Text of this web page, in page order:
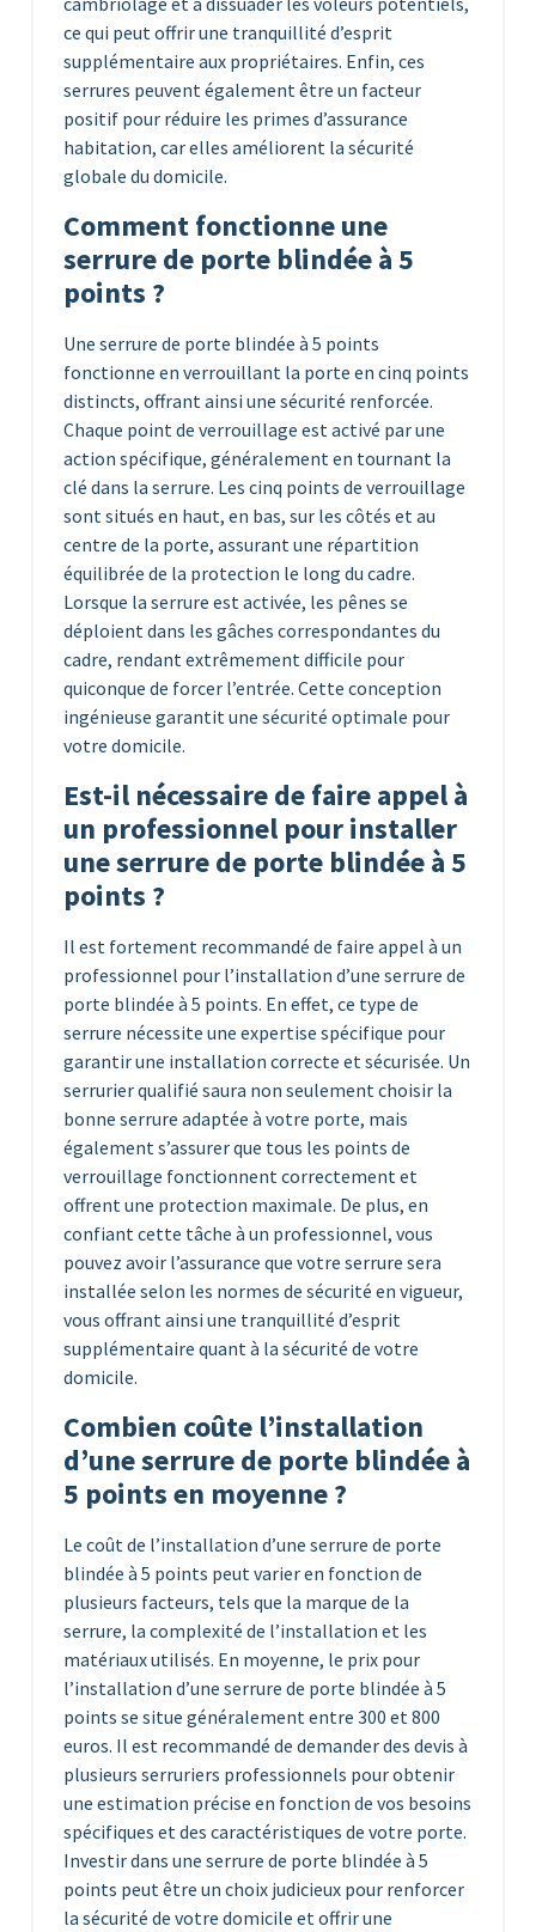
ce qui peut offrir une tranquillité d’esprit
supplémentaire aux propriétaires. Enfin, ces
serrures peuvent également être un facteur
positif pour réduire les primes d’assurance
habitation, car elles améliorent la sécurité
globale du domicile.
Comment fonctionne une
serrure de porte blindée à 5
points ?
Une serrure de porte blindée à 5 points
fonctionne en verrouillant la porte en cinq points
distincts, offrant ainsi une sécurité renforcée.
Chaque point de verrouillage est activé par une
action spécifique, généralement en tournant la
clé dans la serrure. Les cinq points de verrouillage
sont situés en haut, en bas, sur les côtés et au
centre de la porte, assurant une répartition
équilibrée de la protection le long du cadre.
Lorsque la serrure est activée, les pênes se
déploient dans les gâches correspondantes du
cadre, rendant extrêmement difficile pour
quiconque de forcer l’entrée. Cette conception
ingénieuse garantit une sécurité optimale pour
votre domicile.
Est-il nécessaire de faire appel à
un professionnel pour installer
une serrure de porte blindée à 5
points ?
Il est fortement recommandé de faire appel à un
professionnel pour l’installation d’une serrure de
porte blindée à 5 points. En effet, ce type de
serrure nécessite une expertise spécifique pour
garantir une installation correcte et sécurisée. Un
serrurier qualifié saura non seulement choisir la
bonne serrure adaptée à votre porte, mais
également s’assurer que tous les points de
verrouillage fonctionnent correctement et
offrent une protection maximale. De plus, en
confiant cette tâche à un professionnel, vous
pouvez avoir l’assurance que votre serrure sera
installée selon les normes de sécurité en vigueur,
vous offrant ainsi une tranquillité d’esprit
supplémentaire quant à la sécurité de votre
domicile.
Combien coûte l’installation
d’une serrure de porte blindée à
5 points en moyenne ?
Le coût de l’installation d’une serrure de porte
blindée à 5 points peut varier en fonction de
plusieurs facteurs, tels que la marque de la
serrure, la complexité de l’installation et les
matériaux utilisés. En moyenne, le prix pour
l’installation d’une serrure de porte blindée à 5
points se situe généralement entre 300 et 800
euros. Il est recommandé de demander des devis à
plusieurs serruriers professionnels pour obtenir
une estimation précise en fonction de vos besoins
spécifiques et des caractéristiques de votre porte.
Investir dans une serrure de porte blindée à 5
points peut être un choix judicieux pour renforcer
la sécurité de votre domicile et offrir une